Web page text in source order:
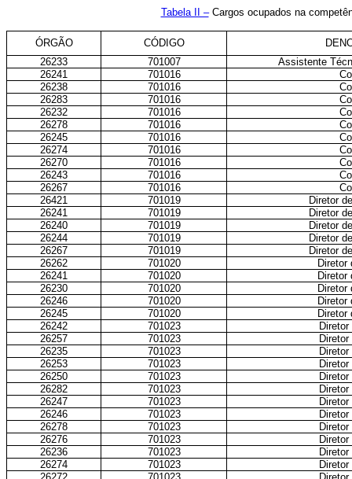
Tabela II –Cargos ocupados na
ÓRGÃO CÓDIGO
26233
701007
Assistente
26241
701016
26238
701016
26283
701016
26232
701016
26278
701016
26245
701016
26274
701016
26270
701016
26243
701016
26267
701016
26421
701019
Diretor
26241
701019
Diretor
26240
701019
Diretor
26244
701019
Diretor
26267
701019
Diretor
26262
701020
Diretor
26241
701020
Diretor
26230
701020
Diretor
26246
701020
Diretor
26245
701020
Diretor
26242
701023
26257
701023
26235
701023
26253
701023
26250
701023
26282
701023
26247
701023
26246
701023
26278
701023
26276
701023
26236
701023
26274
701023